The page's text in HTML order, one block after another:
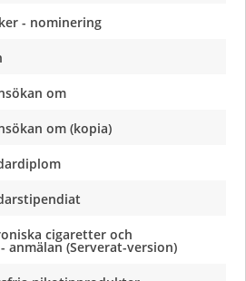
- nominering
om
om (kopia)
cigaretter och
anmälan (Serverat-version)